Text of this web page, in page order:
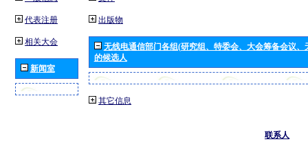
代表注册
相关大会
新闻室
出版物
无线电通信部门各组(研究组、特委会、大会筹备会议
的候选人
其它信息
联系人